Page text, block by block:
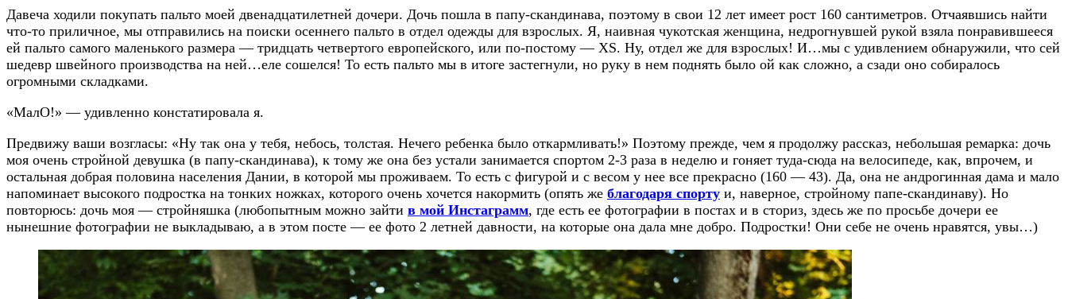
Давеча ходили покупать пальто моей двенадцатилетней дочери. Дочь пошла в папу-скандинава, поэтому в свои 12 лет имеет рост 160 сантиметров. Отчаявшись найти
что-то приличное, мы отправились на поиски осеннего пальто в отдел одежды для взрослых. Я, наивная чукотская женщина, недрогнувшей рукой взяла понравившееся
ей пальто самого маленького размера — тридцать четвертого европейского, или по-постому — XS. Ну, отдел же для взрослых! И…мы с удивлением обнаружили, что сей
шедевр швейного производства на ней…еле сошелся! То есть пальто мы в итоге застегнули, но руку в нем поднять было ой как сложно, а сзади оно собиралось
огромными складками.
«МалО!» — удивленно констатировала я.
Предвижу ваши возгласы: «Ну так она у тебя, небось, толстая. Нечего ребенка было откармливать!» Поэтому прежде, чем я продолжу рассказ, небольшая ремарка: дочь
моя очень стройной девушка (в папу-скандинава), к тому же она без устали занимается спортом 2-3 раза в неделю и гоняет туда-сюда на велосипеде, как, впрочем, и
остальная добрая половина населения Дании, в которой мы проживаем. То есть с фигурой и с весом у нее все прекрасно (160 — 43). Да, она не андрогинная дама и мало
напоминает высокого подростка на тонких ножках, которого очень хочется накормить (опять же благодаря спорту и, наверное, стройному папе-скандинаву). Но
повторюсь: дочь моя — стройняшка (любопытным можно зайти в мой Инстаграмм, где есть ее фотографии в постах и в сториз, здесь же по просьбе дочери ее
нынешние фотографии не выкладываю, а в этом посте — ее фото 2 летней давности, на которые она дала мне добро. Подростки! Они себе не очень нравятся, увы…)